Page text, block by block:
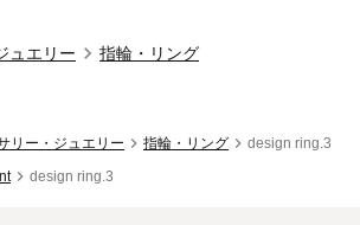
ュエリー
指輪・リング
リー・ジュエリー 指輪・リング
design ring.3
design ring.3